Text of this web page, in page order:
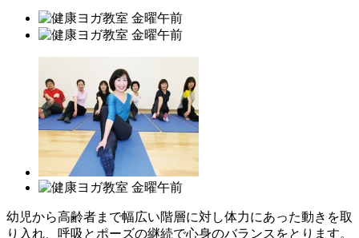
幼児から高齢者まで幅広い階層に対し体力にあった動きを取
り入れ、呼吸とポーズの継続で心身のバランスをとります。